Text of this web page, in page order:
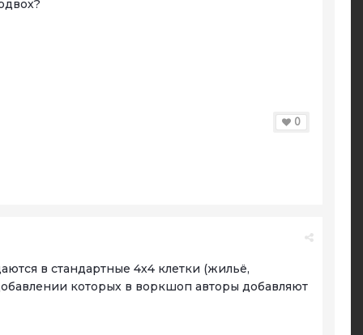
0
в стандартные 4х4 клетки (жильё,
которых в воркшоп авторы добавляют